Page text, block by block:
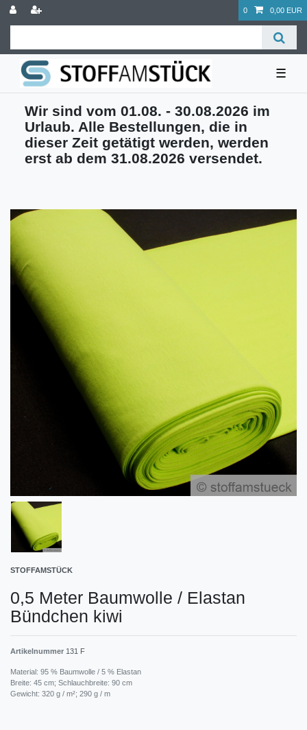
0 0,00 EUR
☰
Wir sind vom 01.08. - 30.08.2026 im
Urlaub. Alle Bestellungen, die in
dieser Zeit getätigt werden, werden
erst ab dem 31.08.2026 versendet.
STOFFAMSTÜCK
0,5 Meter Baumwolle / Elastan
Bündchen kiwi
Artikelnummer 131 F
Material: 95 % Baumwolle / 5 % Elastan
Breite: 45 cm; Schlauchbreite: 90 cm
Gewicht: 320 g / m²; 290 g / m